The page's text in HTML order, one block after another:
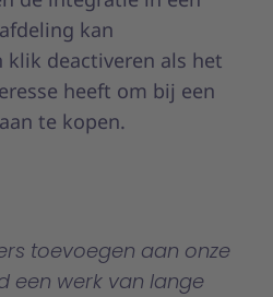
kan
klik deactiveren als het
heeft om bij een
te kopen.
toevoegen aan onze
een werk van lange